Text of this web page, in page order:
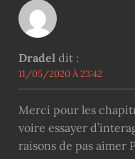
Dradel dit :
11/05/2020 À 23:42
Merci pour les
voire essayer
raisons de pas aimer